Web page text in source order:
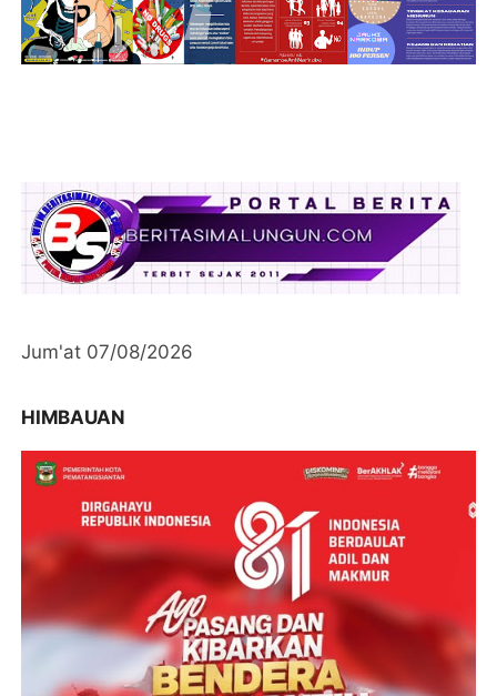
Jum'at 07/08/2026
HIMBAUAN